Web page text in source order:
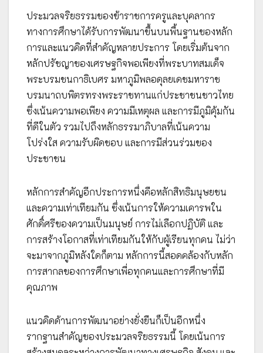
ประมวลจริยธรรมของข้าราชการครูและบุคลากร
ทางการศึกษาได้รับการพัฒนาขึ้นบนพื้นฐานของหลัก
การและแนวคิดที่สำคัญหลายประการ โดยเริ่มต้นจาก
หลักปรัชญาของเศรษฐกิจพอเพียงที่พระบาทสมเด็จ
พระบรมชนกาธิเบศร มหาภูมิพลอดุลยเดชมหาราช
บรมนาถบพิตรทรงพระราชทานแก่ประชาชนชาวไทย
ซึ่งเน้นความพอเพียง ความมีเหตุผล และการมีภูมิคุ้มกัน
ที่ดีในตัว รวมไปถึงหลักธรรมาภิบาลที่เน้นความ
โปร่งใส ความรับผิดชอบ และการมีส่วนร่วมของ
ประชาชน
หลักการสำคัญอีกประการหนึ่งคือหลักสิทธิมนุษยชน
และความเท่าเทียมกัน ซึ่งเน้นการให้ความเคารพใน
ศักดิ์ศรีของความเป็นมนุษย์ การไม่เลือกปฏิบัติ และ
การสร้างโอกาสที่เท่าเทียมกันให้กับผู้เรียนทุกคน ไม่ว่า
จะมาจากภูมิหลังใดก็ตาม หลักการนี้สอดคล้องกับหลัก
การสากลของการศึกษาเพื่อทุกคนและการศึกษาที่มี
คุณภาพ
แนวคิดด้านการพัฒนาอย่างยั่งยืนก็เป็นอีกหนึ่ง
รากฐานสำคัญของประมวลจริยธรรมนี้ โดยเน้นการ